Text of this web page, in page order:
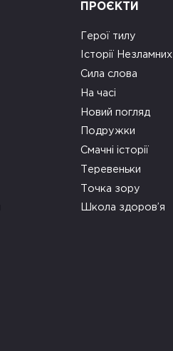
ПРОЄКТИ
Герої тилу
Історії Незламних
Сила слова
На часі
Новий погляд
Подружки
Смачні історії
Теревеньки
Точка зору
Школа здоров’я